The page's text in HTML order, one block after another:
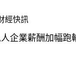
經快訊
企業薪酬加幅